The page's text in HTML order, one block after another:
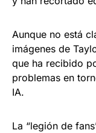
Aunque no está
imágenes de
que ha recibido
problemas en
IA.
La “legión de